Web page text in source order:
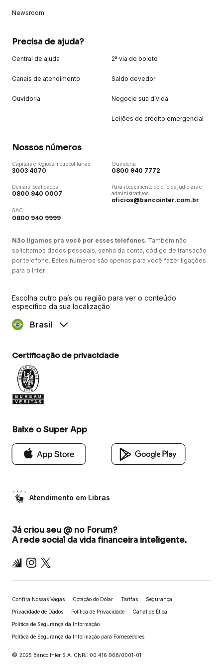
Newsroom
Precisa de ajuda?
Central de ajuda
Canais de atendimento
Ouvidoria
2ª via do boleto
Saldo devedor
Negocie sua dívida
Leilões de crédito emergencial
Nossos números
Capitais e regiões metropolitanas
3003 4070
Demais localidades
0800 940 0007
SAC
0800 940 9999
Ouvidoria
0800 940 7772
Para recebimento de ofícios judiciais e
administrativos
oficios@bancointer.com.br
Não ligamos pra você por esses telefones. Também não
solicitamos dados pessoais, senha da conta, código de transação
por telefone. Estes números são apenas para você fazer ligações
para o Inter.
Escolha outro país ou região para ver o conteúdo
específico da sua localização
Brasil
Certificação de privacidade
Baixe o Super App
Atendimento em Libras
Já criou seu @ no Forum?
A rede social da vida financeira inteligente.
Inter Instagram
X
Confira Nossas Vagas Cotação do Dólar Tarifas Segurança
Privacidade de Dados Política de Privacidade Canal de Ética
Política de Segurança da Informação
Política de Segurança da Informação para Fornecedores
© 2025 Banco Inter S.A. CNPJ: 00.416.968/0001-01